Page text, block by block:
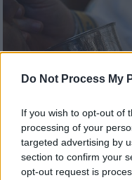
Do Not Process My
If you wish to opt-out of
processing of your
targeted advertising by
section to confirm your
opt-out request is